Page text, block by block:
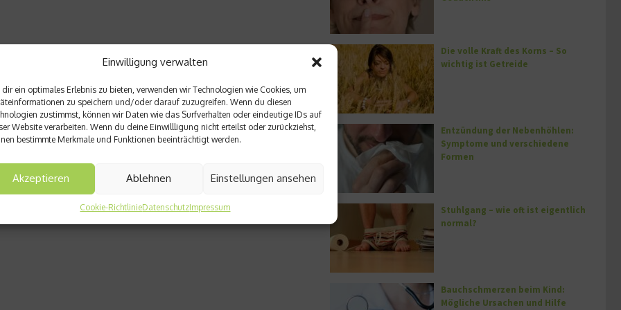
Einwilligung verwalten
dir ein optimales Erlebnis zu bieten, verwenden wir Technologien wie Cookies, um
zu speichern und/oder darauf zuzugreifen. Wenn du diesen
zustimmst, können wir Daten wie das Surfverhalten oder eindeutige IDs auf
Website verarbeiten. Wenn du deine Einwillligung nicht erteilst oder zurückziehst,
bestimmte Merkmale und Funktionen beeinträchtigt werden.
Akzeptieren Ablehnen Einstellungen ansehen
Cookie-RichtlinieDatenschutzImpressum
Die volle Kraft des Korns – So
wichtig ist Getreide
Entzündung der Nebenhöhlen:
Symptome und verschiedene
Formen
Stuhlgang – wie oft ist eigentlich
normal?
Bauchschmerzen beim Kind:
Mögliche Ursachen und Hilfe